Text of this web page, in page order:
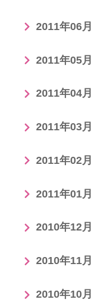
2011年06月
2011年05月
2011年04月
2011年03月
2011年02月
2011年01月
2010年12月
2010年11月
2010年10月